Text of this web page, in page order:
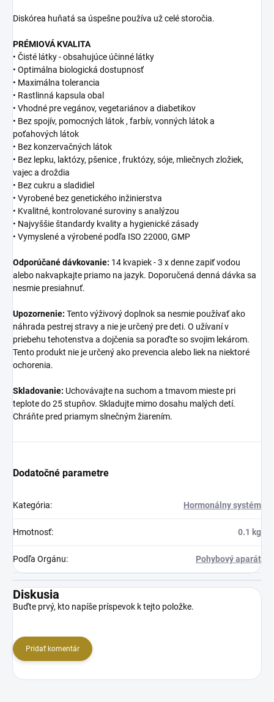
Diskórea huňatá sa úspešne používa už celé storočia.
PRÉMIOVÁ KVALITA
• Čisté látky - obsahujúce účinné látky
• Optimálna biologická dostupnosť
• Maximálna tolerancia
• Rastlinná kapsula obal
• Vhodné pre vegánov, vegetariánov a diabetikov
• Bez spojív, pomocných látok , farbív, vonných látok a
poťahových látok
• Bez konzervačných látok
• Bez lepku, laktózy, pšenice , fruktózy, sóje, mliečnych zložiek,
vajec a droždia
• Bez cukru a sladidiel
• Vyrobené bez genetického inžinierstva
• Kvalitné, kontrolované suroviny s analýzou
• Najvyššie štandardy kvality a hygienické zásady
• Vymyslené a výrobené podľa ISO 22000, GMP
Odporúčané dávkovanie: 14 kvapiek - 3 x denne zapiť vodou
alebo nakvapkajte priamo na jazyk. Doporučená denná dávka sa
nesmie presiahnuť.
Upozornenie: Tento výživový doplnok sa nesmie používať ako
náhrada pestrej stravy a nie je určený pre deti. O užívaní v
priebehu tehotenstva a dojčenia sa poraďte so svojim lekárom.
Tento produkt nie je určený ako prevencia alebo liek na niektoré
ochorenia.
Skladovanie: Uchovávajte na suchom a tmavom mieste pri
teplote do 25 stupňov. Skladujte mimo dosahu malých detí.
Chráňte pred priamym slnečným žiarením.
Dodatočné parametre
Kategória: Hormonálny systém
Hmotnosť: 0.1 kg
Podľa Orgánu: Pohybový aparát
Diskusia
Buďte prvý, kto napíše príspevok k tejto položke.
Pridať komentár